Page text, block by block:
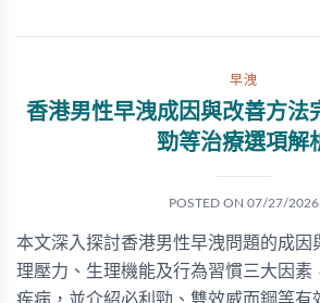
早洩
香港男性早洩成因與改善方法
勁等治療選項解
POSTED ON 07/27/2026
本文深入探討香港男性早洩問題的成因
理壓力、生理機能及行為習慣三大因素